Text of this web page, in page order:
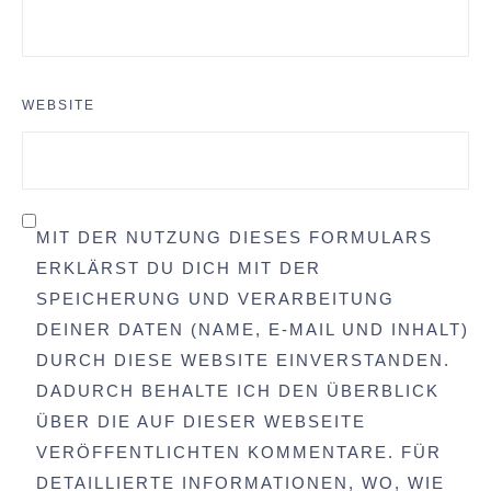
WEBSITE
MIT DER NUTZUNG DIESES FORMULARS
ERKLÄRST DU DICH MIT DER
SPEICHERUNG UND VERARBEITUNG
DEINER DATEN (NAME, E-MAIL UND INHALT)
DURCH DIESE WEBSITE EINVERSTANDEN.
DADURCH BEHALTE ICH DEN ÜBERBLICK
ÜBER DIE AUF DIESER WEBSEITE
VERÖFFENTLICHTEN KOMMENTARE. FÜR
DETAILLIERTE INFORMATIONEN, WO, WIE